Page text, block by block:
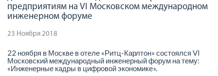
предприятиям на VI Московском международном
инженерном форуме
23 Ноября 2018
22 ноября в Москве в отеле «Ритц-Карлтон» состоялся VI
Московский международный инженерный форум на тему:
«Инженерные кадры в цифровой экономике».